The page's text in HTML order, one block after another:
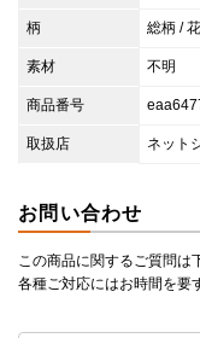
柄 総柄 /
素材 不明
商品番号
取扱店 ネット
お問い合わせ
この商品に関するご質問は
各種ご対応にはお時間を要